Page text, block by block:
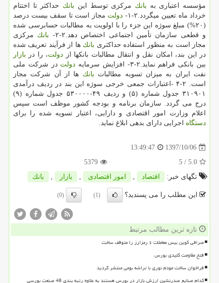
مؤسسه اعتباری به بانك مركزی توسط این بانك حداكثر تا اختتام
خرداد ماه تعیین میگردد.۲-۱-
دولت مجاز است تا سقف بیست درصد
(۲۰%) مبلغ سوژه این جزء را با اولویت به مطالبات حسابرسی شده
و قطعی سازمان تأمین اجتماعی اختصاص دهد.۲-۲-
بانك مركزی
مجاز است به منظور استفاده حداكثری بانك ها از فرآیند تعریف شده
در این بند، امكان نقل و انتقال مطالبات بانكها از دولت، را در بازار
بین بانكی فراهم نماید.۲-۳- افزایش سرمایه
دولت در شركت ملی
نفت ایران به میزان تسویه مطالبات بانك ها از آن شركت مجاز
است. ۲-۴ -اعتبارات جمعی خرجی سوژه این بند در ردیف درآمدی
۳۱۰۹۰۱ جدول شماره (۵) و ردیف ۴۹-۵۳۰۰۰۰ جدول شماره (۹)
درج می گردد. سازمان برنامه و بودجه كشور موظف است سپس
اعلام وزارت امور اقتصادی و دارایی، اعتبار تسویه شده را برای
دستگاه اجرایی دارای بدهی ابلاغ نماید.
1397/10/06
13:49:47
5.0
/ 5
5379
تگهای خبر:
اقتصاد , امور اقتصادی , بازار , بانك
این مطلب را می پسندید؟ (1)
(0)
تازه ترین مطالب مرتبط
صرافی کوین بیس معاملات ۶ رمزارز را متوقف ساخت
فتح مقاومت کلیدی بورس
فراخوان ساخت مودم نوری با تراشه بومی منتشر گردید
کدام صنایع صدرنشین ارزش بازار در بورس هستند به علاوه رتبه بندی 48 صنعت بورسی